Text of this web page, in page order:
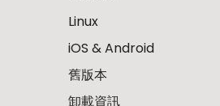
Linux
iOS & Android
舊版本
卸載資訊